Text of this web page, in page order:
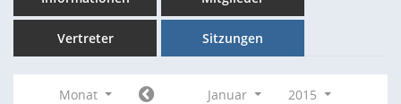
Vertreter Sitzungen
Monat Januar
2015